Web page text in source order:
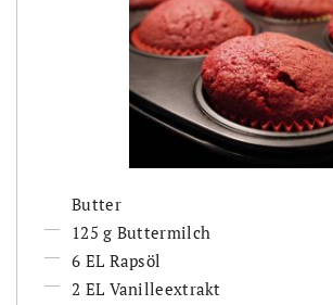
Butter
125 g Buttermilch
6 EL Rapsöl
2 EL Vanilleextrakt